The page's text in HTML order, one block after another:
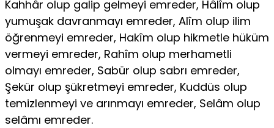
Kahhâr olup galip gelmeyi emreder, Hâlîm olup
yumuşak davranmayı emreder, Alîm olup ilim
öğrenmeyi emreder, Hakîm olup hikmetle hüküm
vermeyi emreder, Rahîm olup merhametli
olmayı emreder, Sabür olup sabrı emreder,
Şekür olup şükretmeyi emreder, Kuddüs olup
temizlenmeyi ve arınmayı emreder, Selâm olup
selâmı emreder.